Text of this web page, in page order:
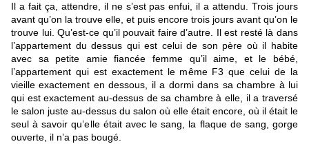
Il a fait ça, attendre, il ne s’est pas enfui, il a attendu. Trois jours
avant qu’on la trouve elle, et puis encore trois jours avant qu’on le
trouve lui. Qu’est-ce qu’il pouvait faire d’autre. Il est resté là dans
l’appartement du dessus qui est celui de son père où il habite
avec sa petite amie fiancée femme qu’il aime, et le bébé,
l’appartement qui est exactement le même F3 que celui de la
vieille exactement en dessous, il a dormi dans sa chambre à lui
qui est exactement au-dessus de sa chambre à elle, il a traversé
le salon juste au-dessus du salon où elle était encore, où il était le
seul à savoir qu’elle était avec le sang, la flaque de sang, gorge
ouverte, il n’a pas bougé.